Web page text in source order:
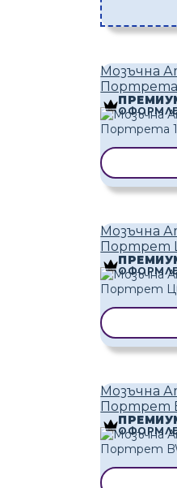
Мозъчна
Портрета
Мозъчна
Портрет
Мозъчна
Портрет